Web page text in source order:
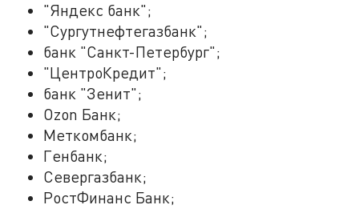
"Яндекс банк";
"Сургутнефтегазбанк";
банк "Санкт-Петербург";
"ЦентроКредит";
банк "Зенит";
Ozon Банк;
Меткомбанк;
Генбанк;
Севергазбанк;
РостФинанс Банк;